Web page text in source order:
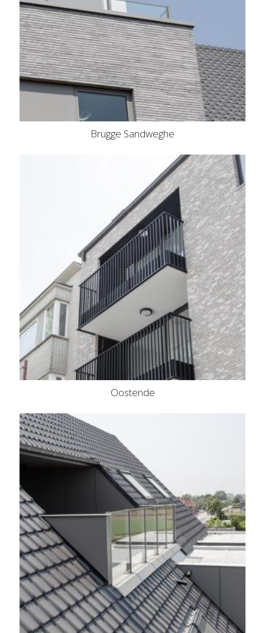
Brugge Sandweghe
Oostende